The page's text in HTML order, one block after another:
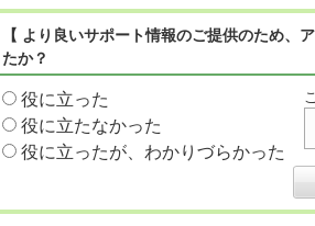
【 より良いサポート情報のご提供のため
たか？
役に立った
役に立たなかった
役に立ったが、わかりづらかった